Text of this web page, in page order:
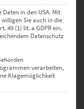
in den USA. Mit
Sie auch in die
49 (1) lit. a GDPR ein.
Datenschutz
verarbeiten,
Klagemöglichkeit
die eine Einwilligung